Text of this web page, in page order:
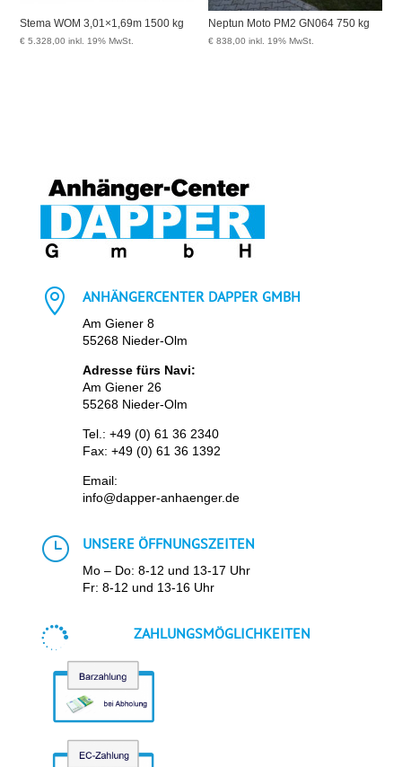
Stema WOM 3,01×1,69m 1500 kg
€ 5.328,00 inkl. 19% MwSt.
Neptun Moto PM2 GN064 750 kg
€ 838,00 inkl. 19% MwSt.
 ANHÄNGERCENTER DAPPER GMBH
Am Giener 8
55268 Nieder-Olm
Adresse fürs Navi:
Am Giener 26
55268 Nieder-Olm
Tel.: +49 (0) 61 36 2340
Fax: +49 (0) 61 36 1392
Email:
info@dapper-anhaenger.de
} UNSERE ÖFFNUNGSZEITEN
Mo – Do: 8-12 und 13-17 Uhr
Fr: 8-12 und 13-16 Uhr
 ZAHLUNGSMÖGLICHKEITEN